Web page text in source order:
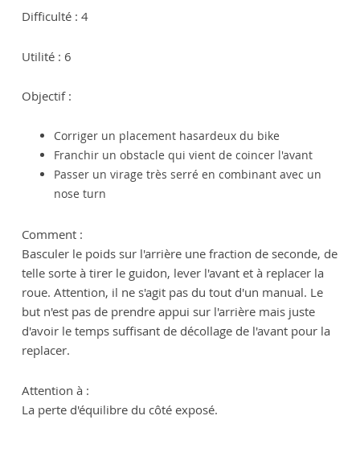
Difficulté : 4
Utilité : 6
Objectif :
Corriger un placement hasardeux du bike
Franchir un obstacle qui vient de coincer l'avant
Passer un virage très serré en combinant avec un
nose turn
Comment :
Basculer le poids sur l'arrière une fraction de seconde, de
telle sorte à tirer le guidon, lever l'avant et à replacer la
roue. Attention, il ne s'agit pas du tout d'un manual. Le
but n'est pas de prendre appui sur l'arrière mais juste
d'avoir le temps suffisant de décollage de l'avant pour la
replacer.
Attention à :
La perte d'équilibre du côté exposé.